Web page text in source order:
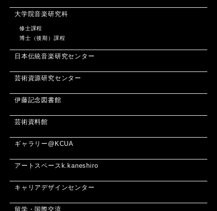
大学院音楽研究科
修士課程
博士（後期）課程
日本伝統音楽研究センター
芸術資源研究センター
伊藤記念図書館
芸術資料館
ギャラリー@KCUA
アートスペースk.kaneshiro
キャリアデザインセンター
留学・国際交流